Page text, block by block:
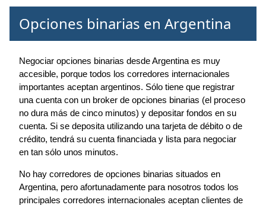
Opciones binarias en Argentina
Negociar opciones binarias desde Argentina es muy
accesible, porque todos los corredores internacionales
importantes aceptan argentinos. Sólo tiene que registrar
una cuenta con un broker de opciones binarias (el proceso
no dura más de cinco minutos) y depositar fondos en su
cuenta. Si se deposita utilizando una tarjeta de débito o de
crédito, tendrá su cuenta financiada y lista para negociar
en tan sólo unos minutos.
No hay corredores de opciones binarias situados en
Argentina, pero afortunadamente para nosotros todos los
principales corredores internacionales aceptan clientes de